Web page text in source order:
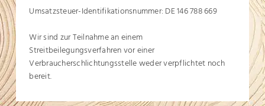
Umsatzsteuer-Identifikationsnummer: DE 146 788 669
Wir sind zur Teilnahme an einem
Streitbeilegungsverfahren vor einer
Verbraucherschlichtungsstelle weder verpflichtet noch
bereit.